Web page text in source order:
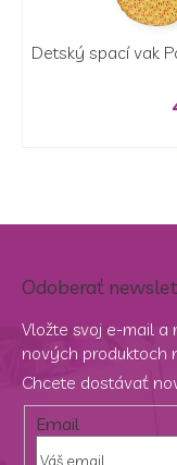
Detský spací vak
Odoberať
Vložte svoj e-mail a
nových produktoch
Chcete dostávať
Email